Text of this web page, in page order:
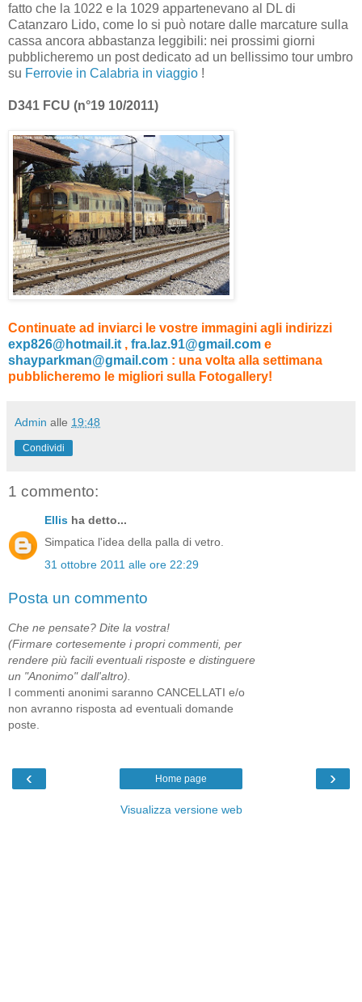
fatto che la 1022 e la 1029 appartenevano al DL di
Catanzaro Lido, come lo si può notare dalle marcature sulla
cassa ancora abbastanza leggibili: nei prossimi giorni
pubblicheremo un post dedicato ad un bellissimo tour umbro
su Ferrovie in Calabria in viaggio !
D341 FCU (n°19 10/2011)
Continuate ad inviarci le vostre immagini agli indirizzi
exp826@hotmail.it , fra.laz.91@gmail.com e
shayparkman@gmail.com : una volta alla settimana
pubblicheremo le migliori sulla Fotogallery!
Admin alle 19:48
Condividi
1 commento:
Ellis ha detto...
Simpatica l'idea della palla di vetro.
31 ottobre 2011 alle ore 22:29
Posta un commento
Che ne pensate? Dite la vostra!
(Firmare cortesemente i propri commenti, per
rendere più facili eventuali risposte e distinguere
un "Anonimo" dall'altro).
I commenti anonimi saranno CANCELLATI e/o
non avranno risposta ad eventuali domande
poste.
‹ ›
Home page
Visualizza versione web